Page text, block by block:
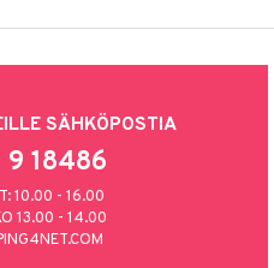
SÄHKÖPOSTIA
18486
10.00 - 16.00
13.00 - 14.00